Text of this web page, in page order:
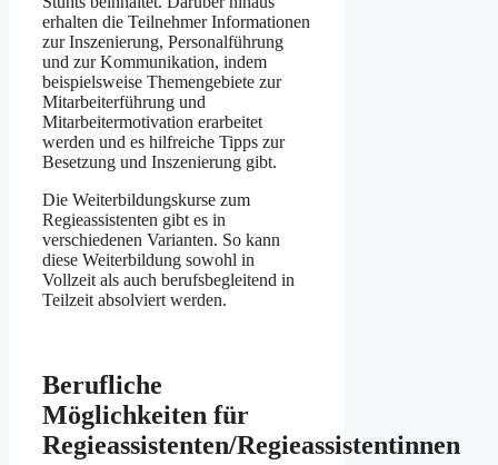
erhalten die Teilnehmer Informationen
zur Inszenierung, Personalführung
und zur Kommunikation, indem
beispielsweise Themengebiete zur
Mitarbeiterführung und
Mitarbeitermotivation erarbeitet
werden und es hilfreiche Tipps zur
Besetzung und Inszenierung gibt.
Die Weiterbildungskurse zum
Regieassistenten gibt es in
verschiedenen Varianten. So kann
diese Weiterbildung sowohl in
Vollzeit als auch berufsbegleitend in
Teilzeit absolviert werden.
Berufliche
Möglichkeiten für
Regieassistenten/Regieassistentinnen